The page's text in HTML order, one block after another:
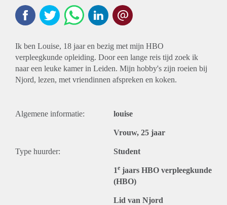
Ik ben Louise, 18 jaar en bezig met mijn HBO
verpleegkunde opleiding. Door een lange reis tijd zoek ik
naar een leuke kamer in Leiden. Mijn hobby's zijn roeien bij
Njord, lezen, met vriendinnen afspreken en koken.
Algemene informatie: louise
Vrouw, 25 jaar
Type huurder: Student
1e jaars HBO verpleegkunde
(HBO)
Lid van Njord